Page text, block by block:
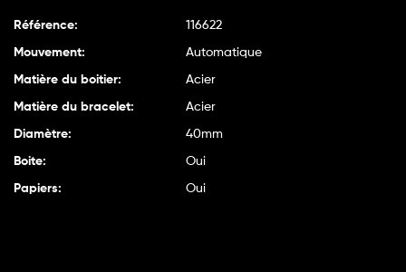
Référence: 116622
Mouvement: Automatique
Matière du boitier: Acier
Matière du bracelet: Acier
Diamètre: 40mm
Boite: Oui
Papiers: Oui